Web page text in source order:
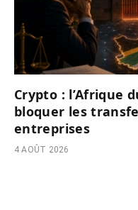
Crypto : l’Afrique
bloquer les
entreprises
4 AOÛT 2026